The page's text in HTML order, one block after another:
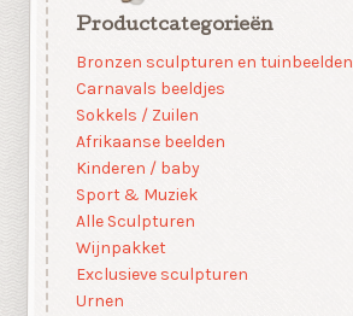
Productcategorieën
Bronzen sculpturen en tuinbeelden
Carnavals beeldjes
Sokkels / Zuilen
Afrikaanse beelden
Kinderen / baby
Sport & Muziek
Alle Sculpturen
Wijnpakket
Exclusieve sculpturen
Urnen